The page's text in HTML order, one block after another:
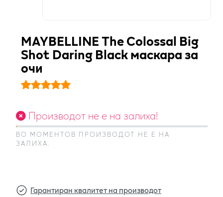
MAYBELLINE The Colossal Big
Shot Daring Black маскара за
очи
Производот не е на залиха!
ВО МОМЕНТОВ ПРОИЗВОДОТ НЕ Е НА
ЗАЛИХА.
Гарантиран квалитет на производот